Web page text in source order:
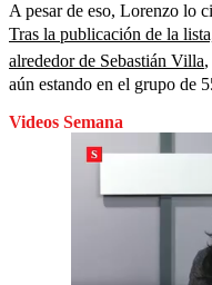
A pesar de eso, Lorenzo lo
Tras la publicación de la
alrededor de Sebastián Villa
aún estando en el grupo de
Videos Semana